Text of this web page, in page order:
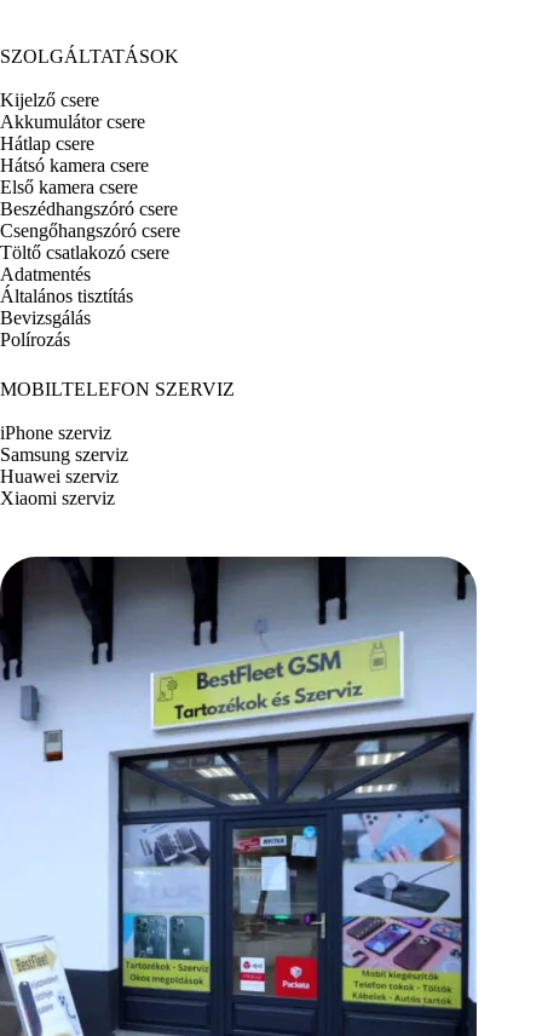
SZOLGÁLTATÁSOK
Kijelző csere
Akkumulátor csere
Hátlap csere
Hátsó kamera csere
Első kamera csere
Beszédhangszóró csere
Csengőhangszóró csere
Töltő csatlakozó csere
Adatmentés
Általános tisztítás
Bevizsgálás
Polírozás
MOBILTELEFON SZERVIZ
iPhone szerviz
Samsung szerviz
Huawei szerviz
Xiaomi szerviz